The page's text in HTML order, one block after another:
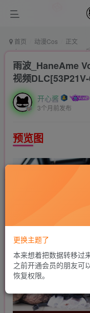
首页 动漫Cos 正文
雨波_HaneAme
视频
开心酱
3个月前发布
预览图
更换主题了
本来想着把数据转移过
之前开通会员的朋友可
恢复权限。